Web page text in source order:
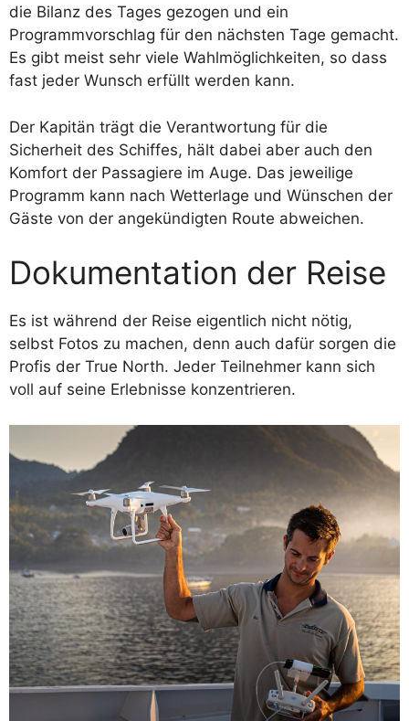
die Bilanz des Tages gezogen und ein
Programmvorschlag für den nächsten Tage gemacht.
Es gibt meist sehr viele Wahlmöglichkeiten, so dass
fast jeder Wunsch erfüllt werden kann.
Der Kapitän trägt die Verantwortung für die
Sicherheit des Schiffes, hält dabei aber auch den
Komfort der Passagiere im Auge. Das jeweilige
Programm kann nach Wetterlage und Wünschen der
Gäste von der angekündigten Route abweichen.
Dokumentation der Reise
Es ist während der Reise eigentlich nicht nötig,
selbst Fotos zu machen, denn auch dafür sorgen die
Profis der True North. Jeder Teilnehmer kann sich
voll auf seine Erlebnisse konzentrieren.